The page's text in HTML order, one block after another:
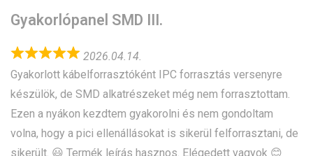
Gyakorlópanel SMD III.
2026.04.14.
Gyakorlott kábelforrasztóként IPC forrasztás versenyre
készülök, de SMD alkatrészeket még nem forrasztottam.
Ezen a nyákon kezdtem gyakorolni és nem gondoltam
volna, hogy a pici ellenállásokat is sikerül felforrasztani, de
sikerült. 😃 Termék leírás hasznos. Elégedett vagyok 😊